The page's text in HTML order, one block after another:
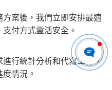
方案後，我們立即安排最適
付方式靈活安全。
進行統計分析和代寫工作。
情況。